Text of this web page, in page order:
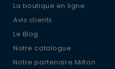
La boutique en ligne
Avis clients
Le Blog
Notre catalogue
Notre partenaire Milton